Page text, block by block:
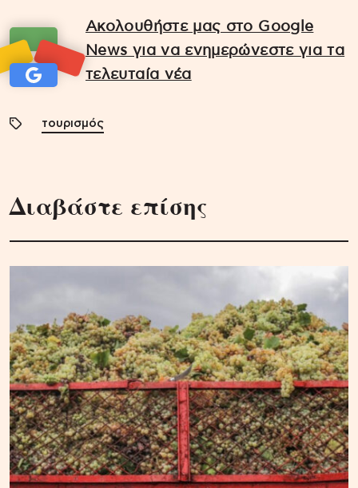
Ακολουθήστε μας στο Google
News για να ενημερώνεστε για τα
τελευταία νέα
τουρισμός
Διαβάστε επίσης